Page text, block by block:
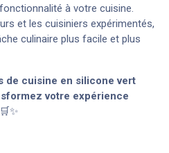
à votre cuisine.
et les cuisiniers expérimentés,
culinaire plus facile et plus
de cuisine en silicone vert
votre expérience
🛒✨